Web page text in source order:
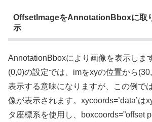
OffsetImageをAnnotationBboxに取
示
AnnotationBboxにより画像を表示しま
(0,0)の設定では、imをxyの位置から
表示する意味になりますが、この例で
像が表示されます。xycoords=’data’は
タ座標系を使用し、boxcoords=”offset